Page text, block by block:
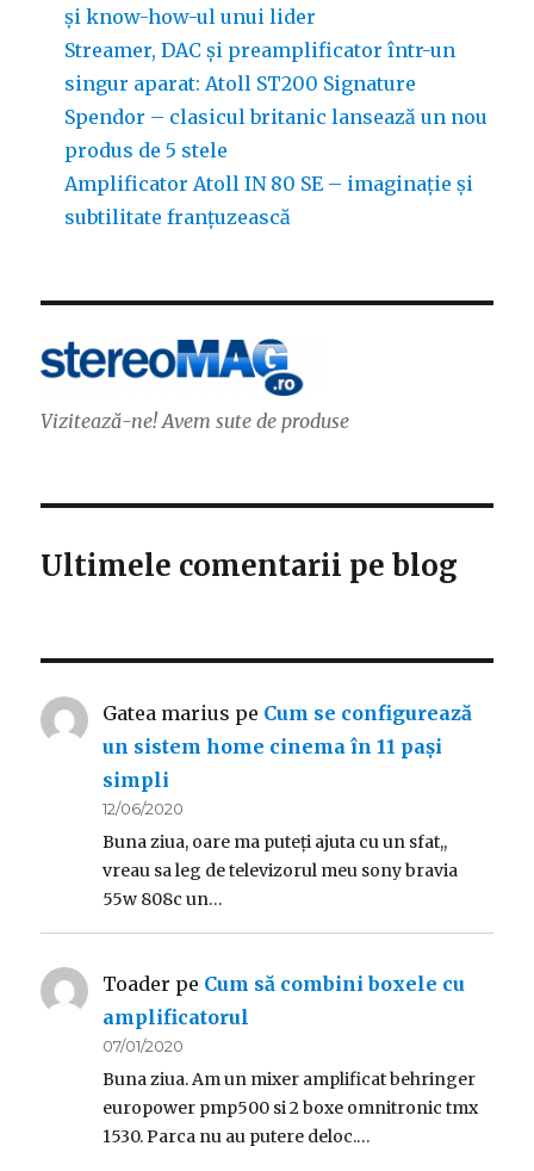
și know-how-ul unui lider
Streamer, DAC și preamplificator într-un
singur aparat: Atoll ST200 Signature
Spendor – clasicul britanic lansează un nou
produs de 5 stele
Amplificator Atoll IN 80 SE – imaginație și
subtilitate franțuzească
Vizitează-ne! Avem sute de produse
Ultimele comentarii pe blog
Gatea marius pe Cum se configurează
un sistem home cinema în 11 pași
simpli
12/06/2020
Buna ziua, oare ma puteți ajuta cu un sfat,,
vreau sa leg de televizorul meu sony bravia
55w 808c un…
Toader pe Cum să combini boxele cu
amplificatorul
07/01/2020
Buna ziua. Am un mixer amplificat behringer
europower pmp500 si 2 boxe omnitronic tmx
1530. Parca nu au putere deloc.…